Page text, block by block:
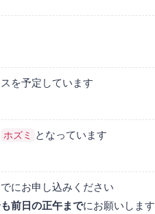
を予定しています
ホズミ となっています
にお申し込みください
前日の正午までにお願いします